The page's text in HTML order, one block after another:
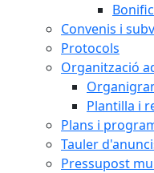
Convenis i
Protocols
Organització
Plantilla i
Plans i
Tauler
Pressupost